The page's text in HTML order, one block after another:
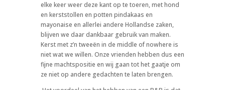
elke keer weer deze kant op te toeren, met hond
en kerststollen en potten pindakaas en
mayonaise en allerlei andere Hollandse zaken,
blijven we daar dankbaar gebruik van maken.
Kerst met z’n tweeën in de middle of nowhere is
niet wat we willen. Onze vrienden hebben dus een
fijne machtspositie en wij gaan tot het gaatje om
ze niet op andere gedachten te laten brengen.